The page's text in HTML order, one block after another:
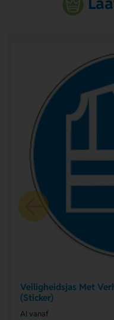
Veiligheidsjas Met
(Sticker)
Al vanaf